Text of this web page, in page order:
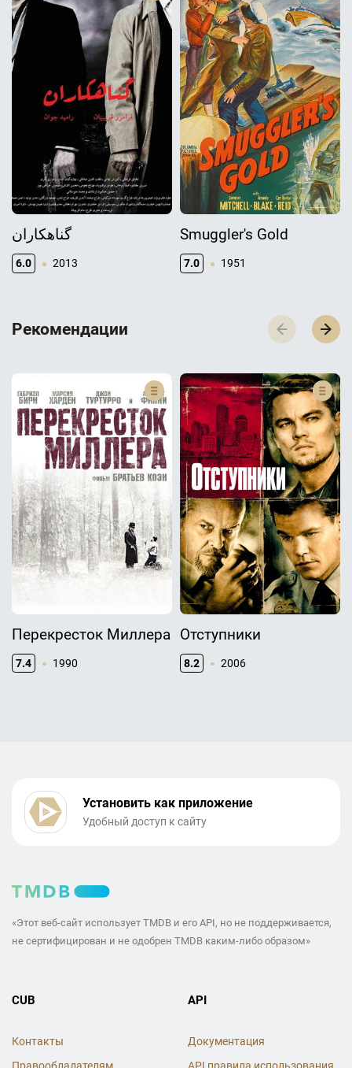
گناهکاران
6.0 2013
Smuggler's Gold
7.0 1951
Р­­­е­­­к­­­о­­­м­­­е­­­н­­­д­­­а­­­ц­­­и­­­и
Перекресток Миллера
7.4 1990
Отступники
8.2 2006
Установить как приложение
Удобный доступ к сайту
«Этот веб-сайт использует TMDB и его API, но не поддерживается,
не сертифицирован и не одобрен TMDB каким-либо образом»
CUB
Контакты
API
Документация